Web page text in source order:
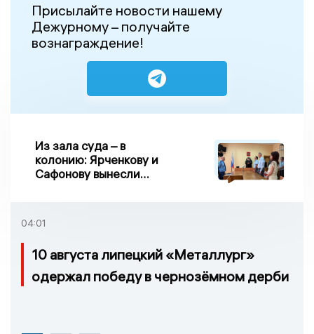
Присылайте новости нашему
Дежурному – получайте
вознаграждение!
Из зала суда – в
колонию: Ярченкову и
Сафонову вынесли
04:01
10 августа липецкий «Металлург»
одержал победу в чернозёмном дерби